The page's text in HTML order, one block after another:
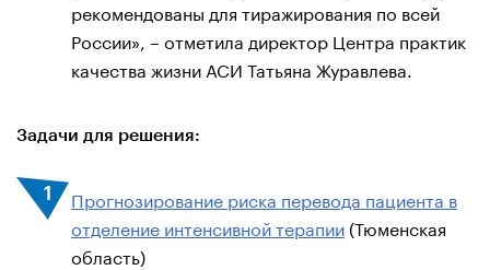
рекомендованы для тиражирования по всей
России», – отметила директор Центра практик
качества жизни АСИ Татьяна Журавлева.
Задачи для решения:
Прогнозирование риска перевода пациента в
отделение интенсивной терапии (Тюменская
область)